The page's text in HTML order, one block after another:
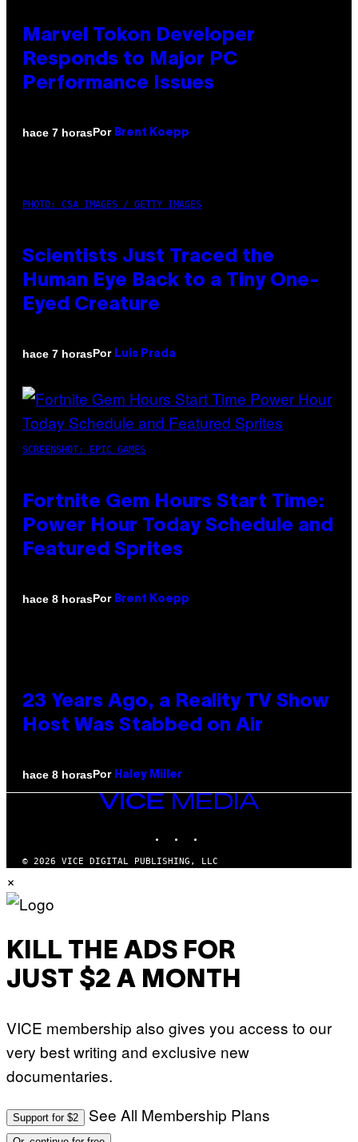
Marvel Tokon Developer
Responds to Major PC
Performance Issues
hace 7 horasPor Brent Koepp
PHOTO: CSA IMAGES / GETTY IMAGES
Scientists Just Traced the
Human Eye Back to a Tiny One-
Eyed Creature
hace 7 horasPor Luis Prada
SCREENSHOT: EPIC GAMES
Fortnite Gem Hours Start Time:
Power Hour Today Schedule and
Featured Sprites
hace 8 horasPor Brent Koepp
23 Years Ago, a Reality TV Show
Host Was Stabbed on Air
hace 8 horasPor Haley Miller
VICE
© 2026 VICE DIGITAL PUBLISHING, LLC
×
KILL THE ADS FOR
JUST $2 A MONTH
VICE membership also gives you access to our
very best writing and exclusive new
documentaries.
Support for $2 See All Membership Plans